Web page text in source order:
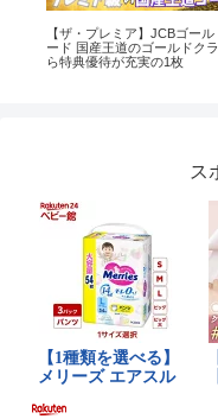
【ザ・プレミア】JCBゴール
ード 国産王道のゴールドク
ら特典優待が充実の1枚
ス